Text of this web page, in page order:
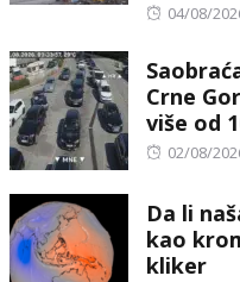
Posted
04/08/
Crne
više od
Posted
02/08/
Da li
kao
kliker